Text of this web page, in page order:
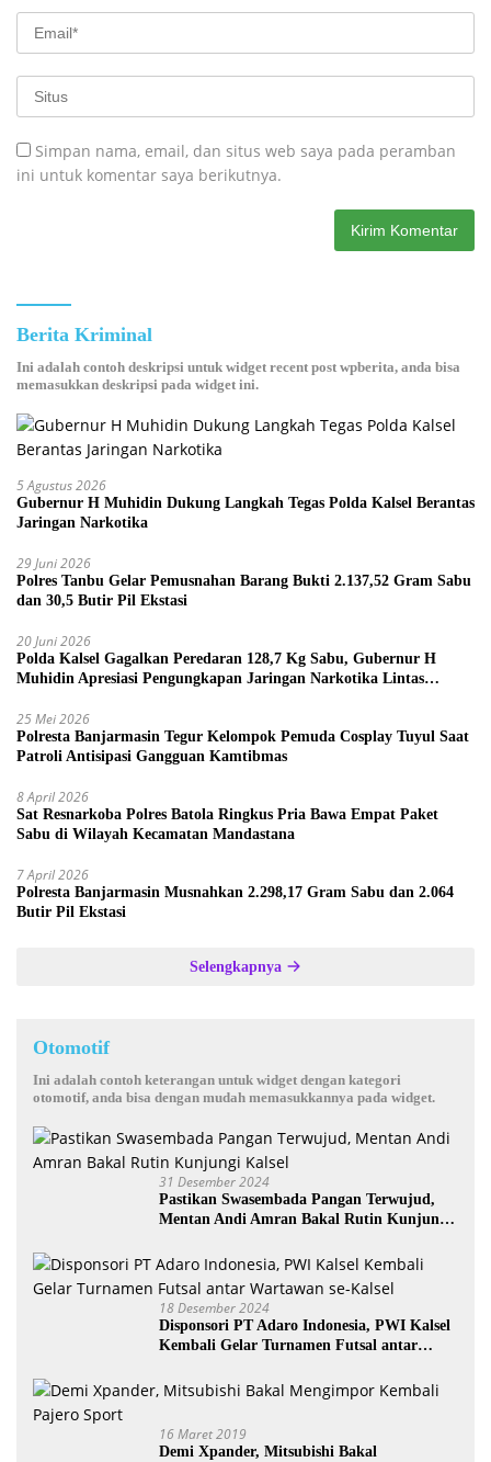
Simpan nama, email, dan situs web saya pada peramban
ini untuk komentar saya berikutnya.
Berita Kriminal
Ini adalah contoh deskripsi untuk widget recent post wpberita, anda bisa
memasukkan deskripsi pada widget ini.
5 Agustus 2026
Gubernur H Muhidin Dukung Langkah Tegas Polda Kalsel Berantas
Jaringan Narkotika
29 Juni 2026
Polres Tanbu Gelar Pemusnahan Barang Bukti 2.137,52 Gram Sabu
dan 30,5 Butir Pil Ekstasi
20 Juni 2026
Polda Kalsel Gagalkan Peredaran 128,7 Kg Sabu, Gubernur H
Muhidin Apresiasi Pengungkapan Jaringan Narkotika Lintas
25 Mei 2026
Polresta Banjarmasin Tegur Kelompok Pemuda Cosplay Tuyul Saat
Patroli Antisipasi Gangguan Kamtibmas
8 April 2026
Sat Resnarkoba Polres Batola Ringkus Pria Bawa Empat Paket
Sabu di Wilayah Kecamatan Mandastana
7 April 2026
Polresta Banjarmasin Musnahkan 2.298,17 Gram Sabu dan 2.064
Butir Pil Ekstasi
Selengkapnya
Otomotif
Ini adalah contoh keterangan untuk widget dengan kategori
otomotif, anda bisa dengan mudah memasukkannya pada widget.
31 Desember 2024
Pastikan Swasembada Pangan Terwujud,
Mentan Andi Amran Bakal Rutin Kunjungi
18 Desember 2024
Disponsori PT Adaro Indonesia, PWI Kalsel
Kembali Gelar Turnamen Futsal antar
16 Maret 2019
Demi Xpander, Mitsubishi Bakal